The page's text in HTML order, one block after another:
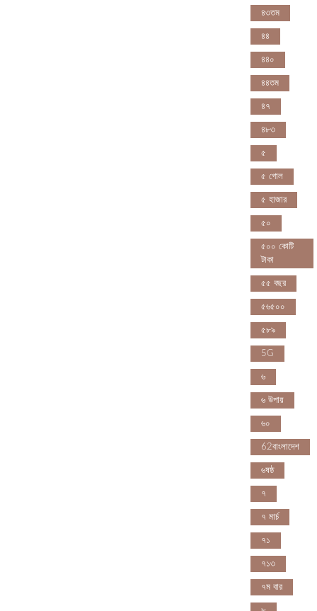
৪৩তম
৪৪
৪৪০
৪৪তম
৪৭
৪৮৩
৫
৫ গোল
৫ হাজার
৫০
৫০০ কোটি
টাকা
৫৫ বছর
৫৬৫০০
৫৮৯
5G
৬
৬ উপায়
৬০
62বাংলাদেশ
৬ষষ্ঠ
৭
৭ মার্চ
৭১
৭১৩
৭ম বার